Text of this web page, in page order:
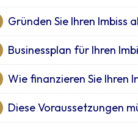
Gründen Sie Ihren Imbiss
Businessplan für Ihren
Wie finanzieren Sie Ihren
Diese Voraussetzungen